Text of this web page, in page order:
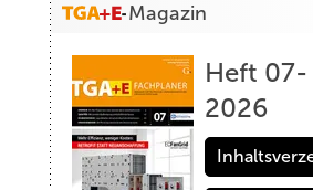
Magazin
Heft 07-
2026